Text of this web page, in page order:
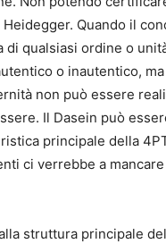
Quando il
di qualsiasi ordine o
o inautentico,
non può essere
Il Dasein può
principale della
ci verrebbe a
struttura principale